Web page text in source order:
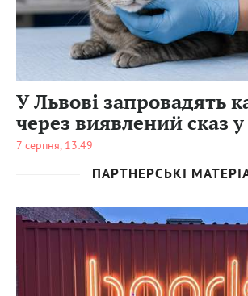
У Львові запровадять
через виявлений сказ у
7 серпня, 13:49
ПАРТНЕРСЬКІ